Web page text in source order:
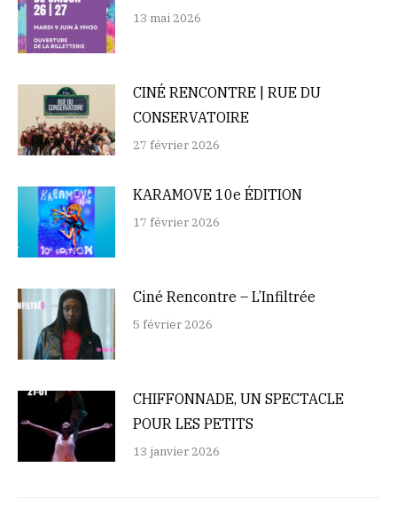
13 mai 2026
CINÉ RENCONTRE | RUE DU
CONSERVATOIRE
27 février 2026
KARAMOVE 10e ÉDITION
17 février 2026
Ciné Rencontre – L’Infiltrée
5 février 2026
CHIFFONNADE, UN SPECTACLE
POUR LES PETITS
13 janvier 2026